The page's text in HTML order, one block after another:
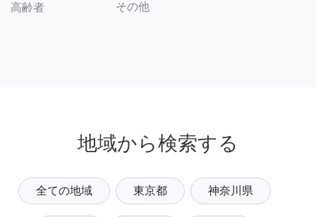
高齢者 その他
地域から検索する
全ての地域 東京都 神奈川県